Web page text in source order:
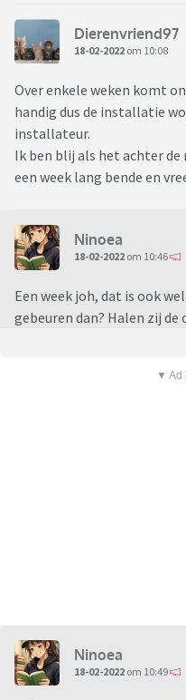
Dierenvriend97
18-02-2022 om 10:08
Over enkele weken komt
handig dus de installatie
installateur.
Ik ben blij als het achter de
een week lang bende en
Ninoea
18-02-2022 om 10:46
Een week joh, dat is ook
gebeuren dan? Halen zij de
▼ Ad
Ninoea
18-02-2022 om 10:49